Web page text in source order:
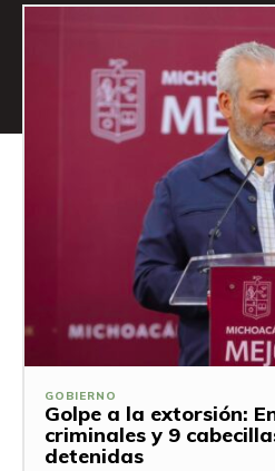
GOBIERNO
Golpe a la extorsión:
criminales y 9
detenidas